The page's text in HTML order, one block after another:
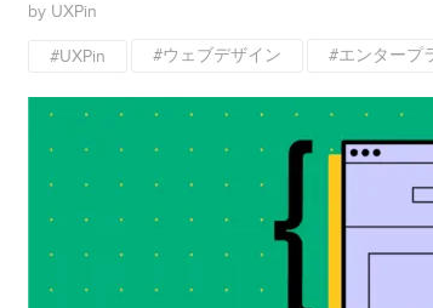
by UXPin
#UXPin #ウェブデザイン #エンタープ